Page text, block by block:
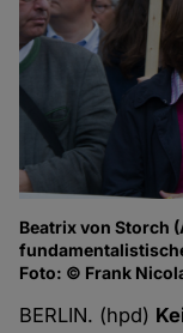
Beatrix von Storch
Foto: © Frank
BERLIN. (hpd)